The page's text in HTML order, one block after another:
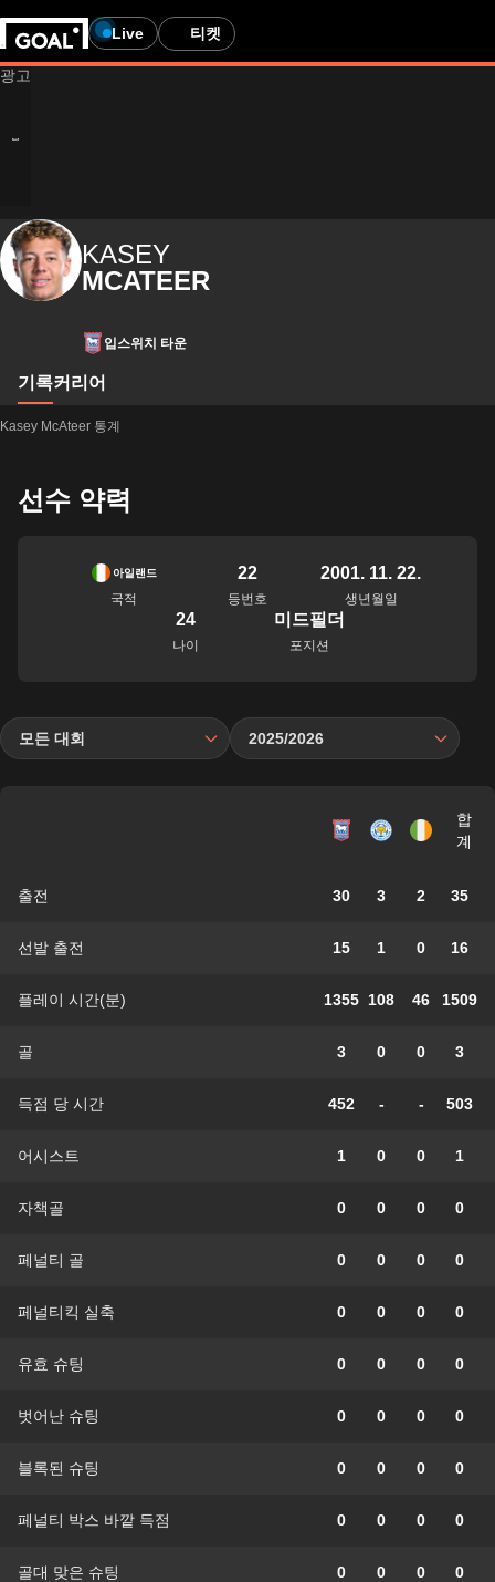
Live 티켓
KASEY
MCATEER
입스위치 타운
기록커리어
Kasey McAteer 통계
선수 약력
아일랜드
국적
22
등번호
2001. 11. 22.
생년월일
24
나이
미드필더
포지션
모든 대회 2025/2026
합
계
출전 30 3 2 35
선발 출전 15 1 0 16
플레이 시간(분) 1355 108 46 1509
골 3 0 0 3
득점 당 시간 452 - - 503
어시스트 1 0 0 1
자책골 0 0 0 0
페널티 골 0 0 0 0
페널티킥 실축 0 0 0 0
유효 슈팅 0 0 0 0
벗어난 슈팅 0 0 0 0
블록된 슈팅 0 0 0 0
페널티 박스 바깥 득점 0 0 0 0
골대 맞은 슈팅 0 0 0 0